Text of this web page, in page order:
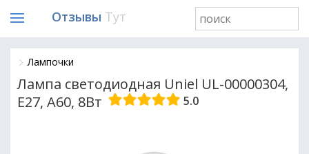
Отзывы Тут
Лампочки
Лампа светодиодная Uniel UL-00000304,
E27, A60, 8Вт
5.0